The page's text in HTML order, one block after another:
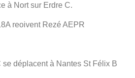
à Nort sur Erdre C.
reoivent Rezé AEPR
déplacent à Nantes St Félix B